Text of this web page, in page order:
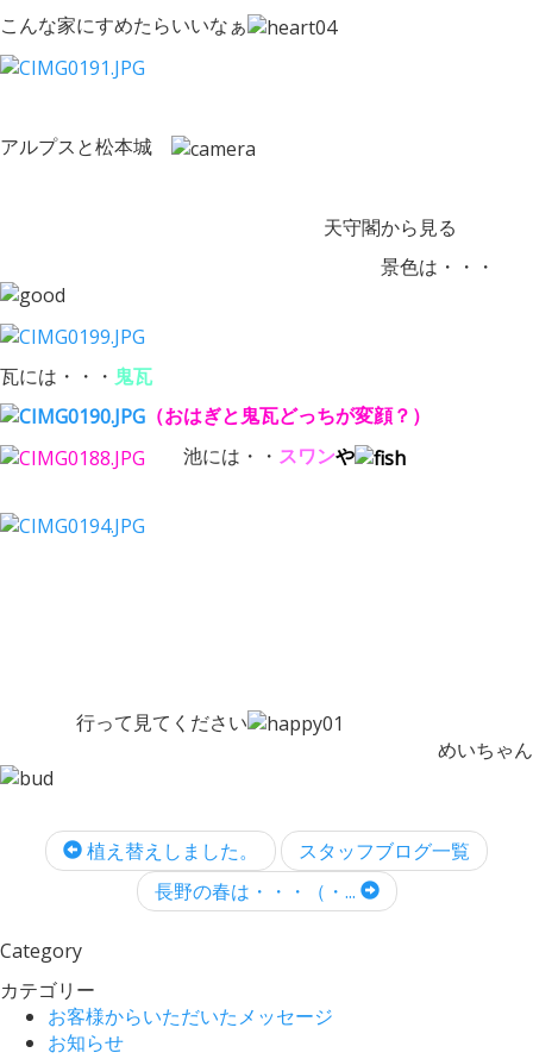
こんな家にすめたらいいなぁ
アルプスと松本城
天守閣から見る
景色は・・・
瓦には・・・ 鬼瓦
（おはぎと鬼瓦どっちが変顔？）
池には・・ スワンや
行って見てください
めいちゃん
植え替えしました。
スタッフブログ一覧
長野の春は・・・（・...
Category
カテゴリー
お客様からいただいたメッセージ
お知らせ